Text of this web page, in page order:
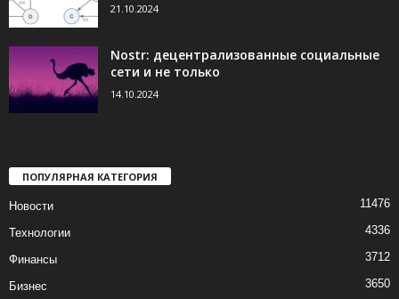
21.10.2024
Nostr: децентрализованные социальные
сети и не только
14.10.2024
ПОПУЛЯРНАЯ КАТЕГОРИЯ
Новости 11476
Технологии 4336
Финансы 3712
Бизнес 3650